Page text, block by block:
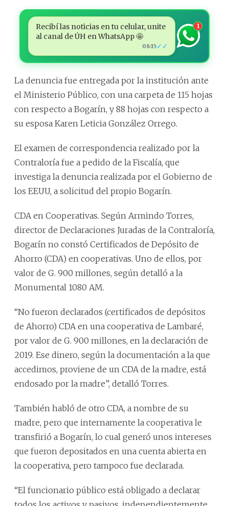
Recibí las noticias en tu celular, unite
al canal de ÚH en WhatsApp 🤩
08:15✓✓
1
La denuncia fue entregada por la institución ante
el Ministerio Público, con una carpeta de 115 hojas
con respecto a Bogarín, y 88 hojas con respecto a
su esposa Karen Leticia González Orrego.
El examen de correspondencia realizado por la
Contraloría fue a pedido de la Fiscalía, que
investiga la denuncia realizada por el Gobierno de
los EEUU, a solicitud del propio Bogarín.
CDA en Cooperativas. Según Armindo Torres,
director de Declaraciones Juradas de la Contraloría,
Bogarín no constó Certificados de Depósito de
Ahorro (CDA) en cooperativas. Uno de ellos, por
valor de G. 900 millones, según detalló a la
Monumental 1080 AM.
“No fueron declarados (certificados de depósitos
de Ahorro) CDA en una cooperativa de Lambaré,
por valor de G. 900 millones, en la declaración de
2019. Ese dinero, según la documentación a la que
accedimos, proviene de un CDA de la madre, está
endosado por la madre”, detalló Torres.
También habló de otro CDA, a nombre de su
madre, pero que internamente la cooperativa le
transfirió a Bogarín, lo cual generó unos intereses
que fueron depositados en una cuenta abierta en
la cooperativa, pero tampoco fue declarada.
“El funcionario público está obligado a declarar